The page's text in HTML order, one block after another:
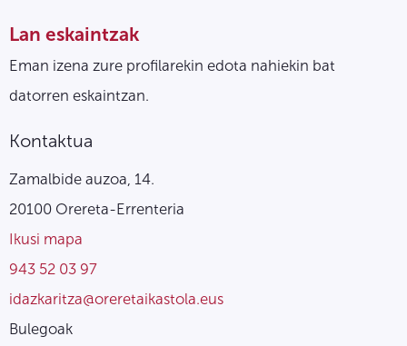
Lan eskaintzak
Eman izena zure profilarekin edota nahiekin bat
datorren eskaintzan.
Kontaktua
Zamalbide auzoa, 14.
20100 Orereta-Errenteria
Ikusi mapa
943 52 03 97
idazkaritza@oreretaikastola.eus
Bulegoak